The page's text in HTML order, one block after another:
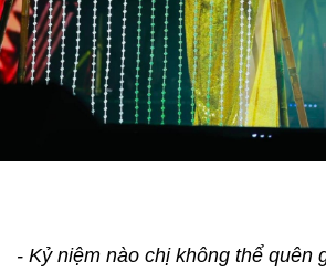
- Kỷ niệm nào chị không thể quên